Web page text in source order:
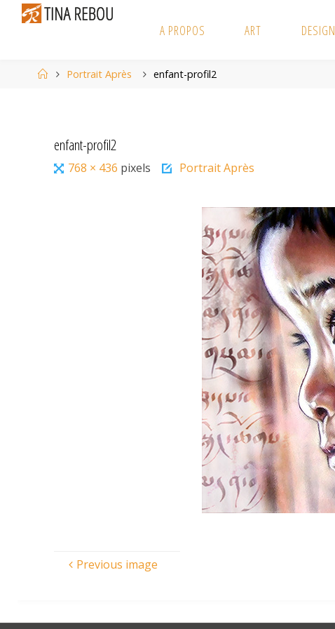
A PROPOS ART DESIGN
HomePortrait Après enfant-profil2
enfant-profil2
Full768 × 436 pixels Portrait Après
Previous image